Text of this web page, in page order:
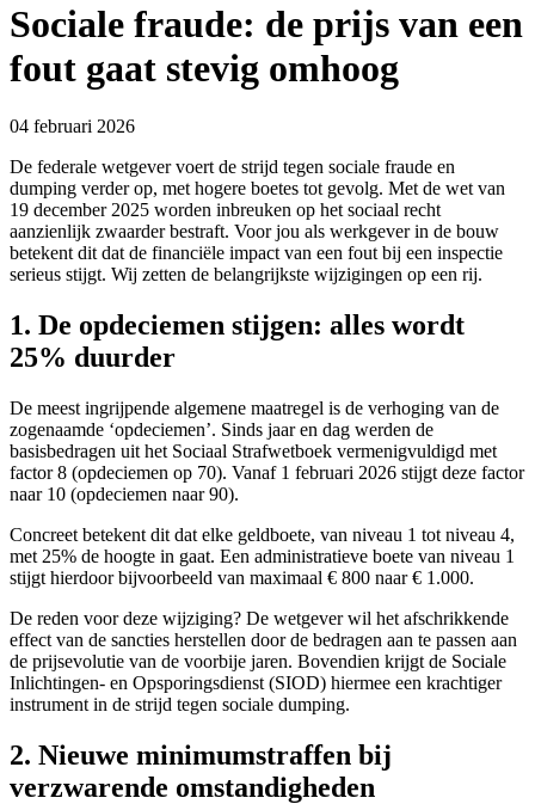
Sociale fraude: de prijs van een
fout gaat stevig omhoog
04 februari 2026
De federale wetgever voert de strijd tegen sociale fraude en
dumping verder op, met hogere boetes tot gevolg. Met de wet van
19 december 2025 worden inbreuken op het sociaal recht
aanzienlijk zwaarder bestraft. Voor jou als werkgever in de bouw
betekent dit dat de financiële impact van een fout bij een inspectie
serieus stijgt. Wij zetten de belangrijkste wijzigingen op een rij.
1. De opdeciemen stijgen: alles wordt
25% duurder
De meest ingrijpende algemene maatregel is de verhoging van de
zogenaamde ‘opdeciemen’. Sinds jaar en dag werden de
basisbedragen uit het Sociaal Strafwetboek vermenigvuldigd met
factor 8 (opdeciemen op 70). Vanaf 1 februari 2026 stijgt deze factor
naar 10 (opdeciemen naar 90).
Concreet betekent dit dat elke geldboete, van niveau 1 tot niveau 4,
met 25% de hoogte in gaat. Een administratieve boete van niveau 1
stijgt hierdoor bijvoorbeeld van maximaal € 800 naar € 1.000.
De reden voor deze wijziging? De wetgever wil het afschrikkende
effect van de sancties herstellen door de bedragen aan te passen aan
de prijsevolutie van de voorbije jaren. Bovendien krijgt de Sociale
Inlichtingen- en Opsporingsdienst (SIOD) hiermee een krachtiger
instrument in de strijd tegen sociale dumping.
2. Nieuwe minimumstraffen bij
verzwarende omstandigheden